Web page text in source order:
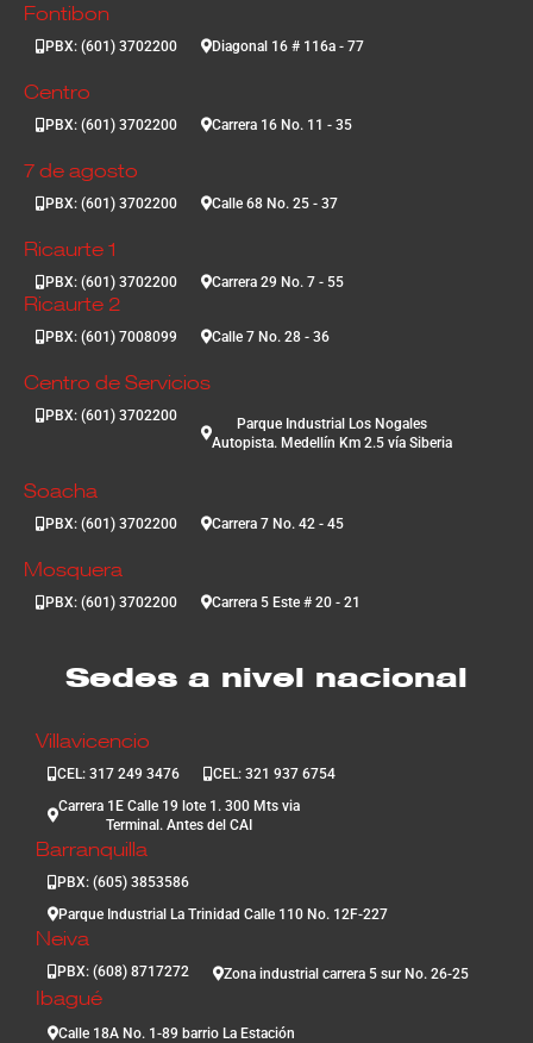
Fontibon
PBX: (601) 3702200 Diagonal 16 # 116a - 77
Centro
PBX: (601) 3702200 Carrera 16 No. 11 - 35
7 de agosto
PBX: (601) 3702200 Calle 68 No. 25 - 37
Ricaurte 1
PBX: (601) 3702200 Carrera 29 No. 7 - 55
Ricaurte 2
PBX: (601) 7008099 Calle 7 No. 28 - 36
Centro de Servicios
PBX: (601) 3702200
Parque Industrial Los Nogales
Autopista. Medellín Km 2.5 vía Siberia
Soacha
PBX: (601) 3702200 Carrera 7 No. 42 - 45
Mosquera
PBX: (601) 3702200 Carrera 5 Este # 20 - 21
Sedes a nivel nacional
Villavicencio
CEL: 317 249 3476
CEL: 321 937 6754
Carrera 1E Calle 19 lote 1. 300 Mts via
Terminal. Antes del CAI
Barranquilla
PBX: (605) 3853586
Parque Industrial La Trinidad Calle 110 No. 12F-227
Neiva
PBX: (608) 8717272 Zona industrial carrera 5 sur No. 26-25
Ibagué
Calle 18A No. 1-89 barrio La Estación